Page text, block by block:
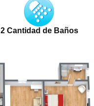
2 Cantidad de Baños